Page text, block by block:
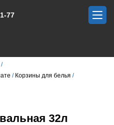
77
Корзины для белья
32л